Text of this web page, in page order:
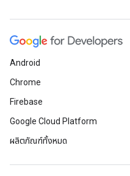
Android
Chrome
Firebase
Google Cloud Platform
ผลิตภัณฑ์ทั้งหมด